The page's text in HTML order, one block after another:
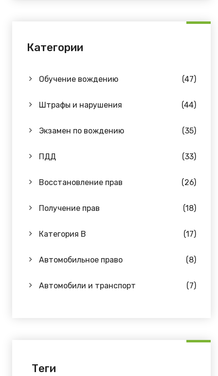
Категории
Обучение вождению (47)
Штрафы и нарушения (44)
Экзамен по вождению (35)
ПДД (33)
Восстановление прав (26)
Получение прав (18)
Категория B (17)
Автомобильное право (8)
Автомобили и транспорт (7)
Теги